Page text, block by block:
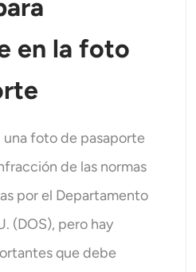
en la foto
una foto de pasaporte
de las normas
por el Departamento
(DOS), pero hay
que debe